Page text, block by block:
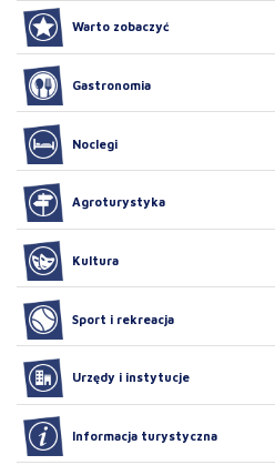
Warto zobaczyć
Gastronomia
Noclegi
Agroturystyka
Kultura
Sport i rekreacja
Urzędy i instytucje
Informacja turystyczna